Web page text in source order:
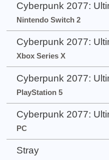
Cyberpunk 2077:
Nintendo Switch 2
Cyberpunk 2077:
Xbox Series X
Cyberpunk 2077:
PlayStation 5
Cyberpunk 2077:
PC
Stray